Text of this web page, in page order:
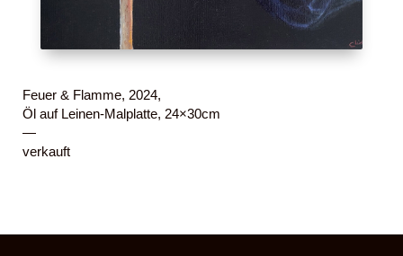
Feuer & Flamme, 2024,
Öl auf Leinen-Malplatte, 24×30cm
—
verkauft